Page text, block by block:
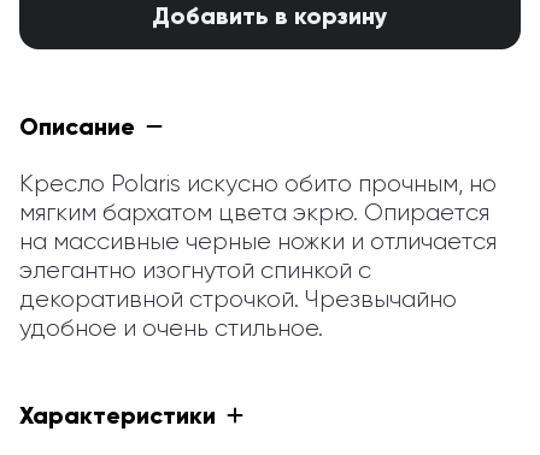
Добавить в корзину
Описание
Кресло Polaris искусно обито прочным, но
мягким бархатом цвета экрю. Опирается
на массивные черные ножки и отличается
элегантно изогнутой спинкой с
декоративной строчкой. Чрезвычайно
удобное и очень стильное.
Характеристики